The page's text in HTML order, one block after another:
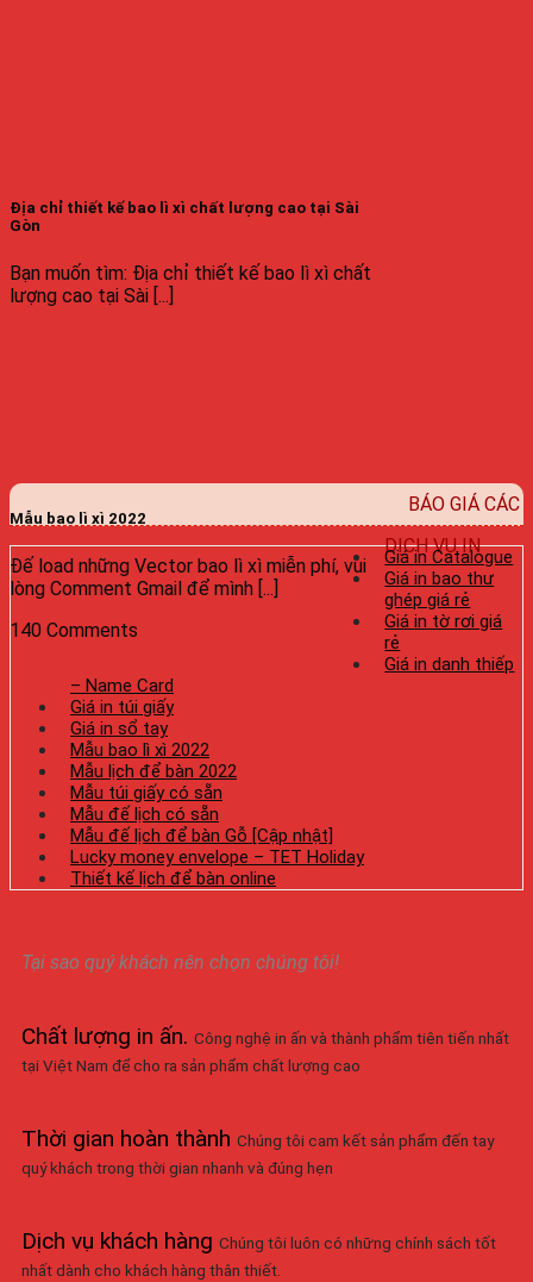
Địa chỉ thiết kế bao lì xì chất lượng cao tại Sài
Gòn
Bạn muốn tìm: Địa chỉ thiết kế bao lì xì chất
lượng cao tại Sài [...]
Mẫu bao lì xì 2022
Đế load những Vector bao lì xì miễn phí, vui
lòng Comment Gmail để mình [...]
140 Comments
BÁO GIÁ CÁC
DỊCH VỤ IN
Giá in Catalogue
Giá in bao thư
ghép giá rẻ
Giá in tờ rơi giá
rẻ
Giá in danh thiếp
– Name Card
Giá in túi giấy
Giá in sổ tay
Mẫu bao lì xì 2022
Mẫu lịch để bàn 2022
Mẫu túi giấy có sẵn
Mẫu đế lịch có sẵn
Mẫu đế lịch để bàn Gỗ [Cập nhật]
Lucky money envelope – TET Holiday
Thiết kế lịch để bàn online
Tại sao quý khách nên chọn chúng tôi!
Chất lượng in ấn. Công nghệ in ấn và thành phẩm tiên tiến nhất
tại Việt Nam để cho ra sản phẩm chất lượng cao
Thời gian hoàn thành Chúng tôi cam kết sản phẩm đến tay
quý khách trong thời gian nhanh và đúng hẹn
Dịch vụ khách hàng Chúng tôi luôn có những chính sách tốt
nhất dành cho khách hàng thân thiết.